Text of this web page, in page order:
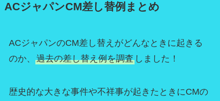
ACジャパンCM差し替例まとめ
ACジャパンのCM差し替えがどんなときに起きる
のか、 過去の差し替え例を調査しました！
歴史的な大きな事件や不祥事が起きたときにCMの